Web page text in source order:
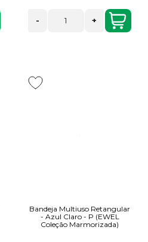
- +
Bandeja Multiuso Retangular
- Azul Claro - P (EWEL
Coleção Marmorizada)